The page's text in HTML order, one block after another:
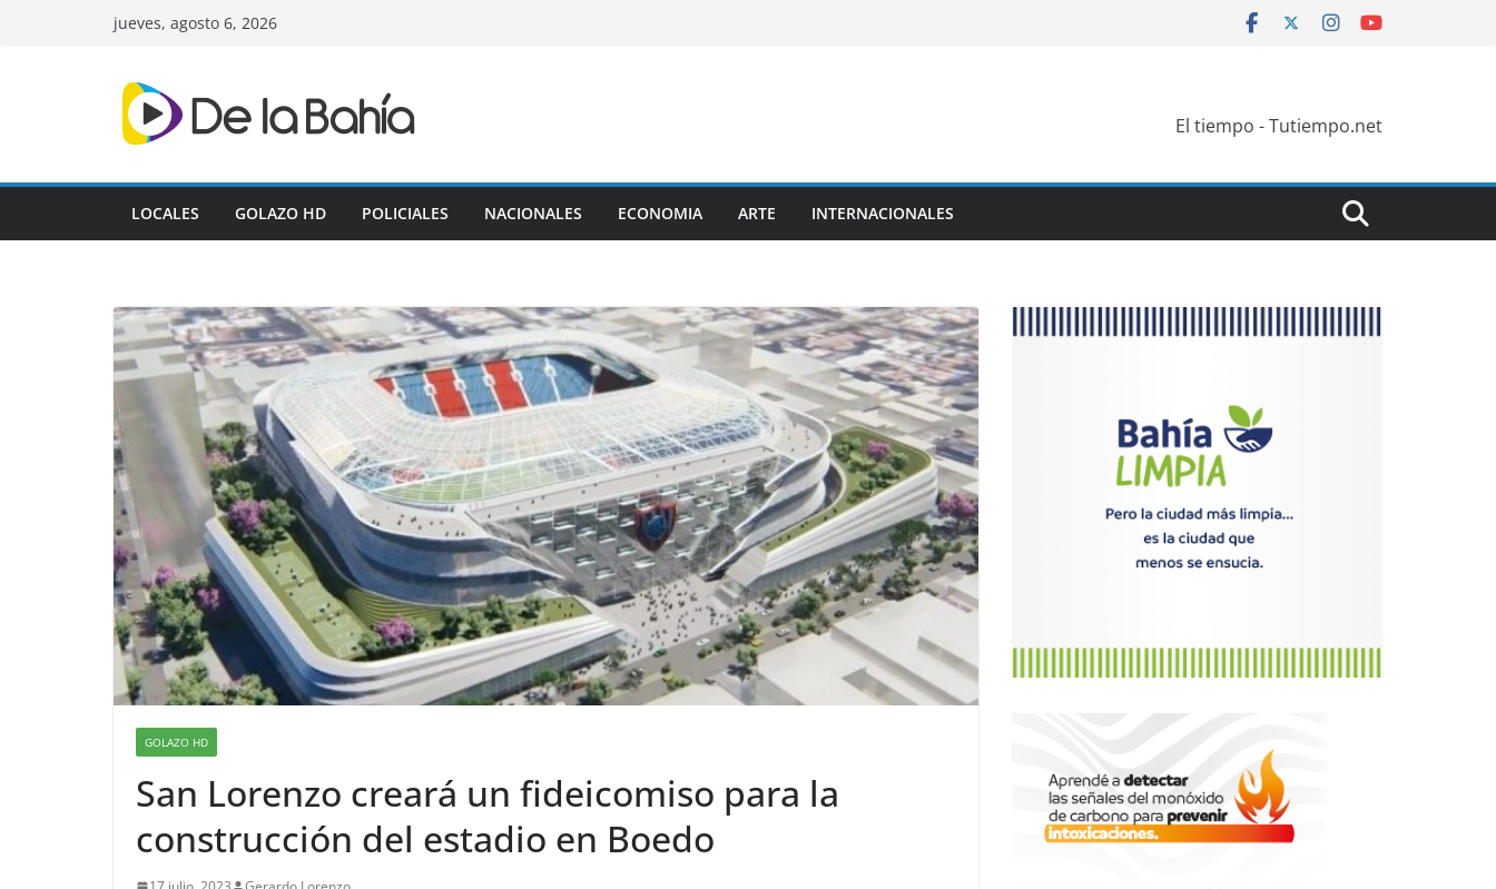
jueves, agosto 6, 2026
El tiempo - Tutiempo.net
LOCALES GOLAZO HD POLICIALES NACIONALES ECONOMIA ARTE INTERNACIONALES
GOLAZO HD
San Lorenzo creará un fideicomiso para la
construcción del estadio en Boedo